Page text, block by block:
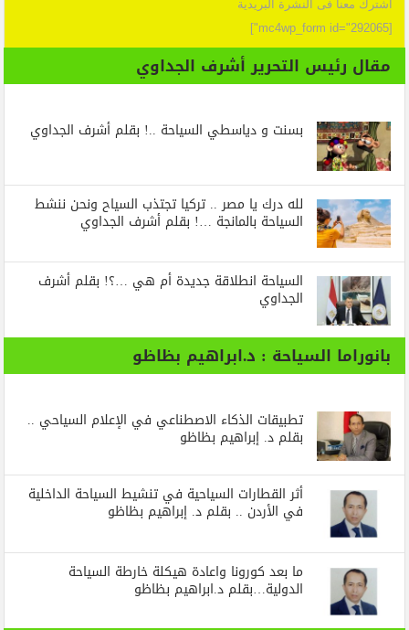
اشترك معنا فى النشرة البريدية
[mc4wp_form id="292065"]
مقال رئيس التحرير أشرف الجداوي
بسنت و دياسطي السياحة ..! بقلم أشرف الجداوي
لله درك يا مصر .. تركيا تجتذب السياح ونحن ننشط
السياحة بالمانجة …! بقلم أشرف الجداوي
السياحة انطلاقة جديدة أم هي …؟! بقلم أشرف
الجداوي
بانوراما السياحة : د.ابراهيم بظاظو
تطبيقات الذكاء الاصطناعي في الإعلام السياحي ..
بقلم د. إبراهيم بظاظو
أثر القطارات السياحية في تنشيط السياحة الداخلية
في الأردن .. بقلم د. إبراهيم بظاظو
ما بعد كورونا واعادة هيكلة خارطة السياحة
الدولية…بقلم د.ابراهيم بظاظو